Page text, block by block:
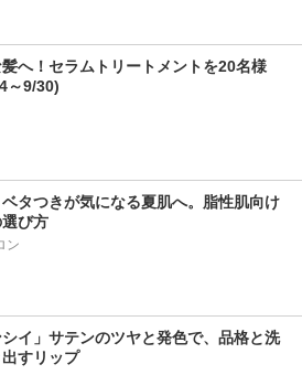
へ！セラムトリートメントを20名様
～9/30)
タつきが気になる夏肌へ。脂性肌向け
び方
ン
シイ」サテンのツヤと発色で、品格と洗
すリップ